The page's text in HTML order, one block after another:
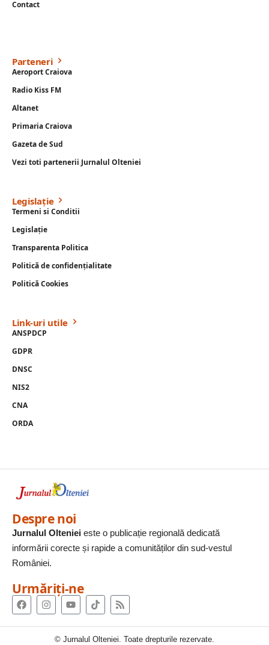
Contact
Parteneri
Aeroport Craiova
Radio Kiss FM
Altanet
Primaria Craiova
Gazeta de Sud
Vezi toti partenerii Jurnalul Olteniei
Legislație
Termeni si Conditii
Legislație
Transparenta Politica
Politică de confidențialitate
Politică Cookies
Link-uri utile
ANSPDCP
GDPR
DNSC
NIS2
CNA
ORDA
Despre noi
Jurnalul Olteniei este o publicație regională dedicată
informării corecte și rapide a comunităților din sud-vestul
României.
Urmăriți-ne
© Jurnalul Olteniei. Toate drepturile rezervate.